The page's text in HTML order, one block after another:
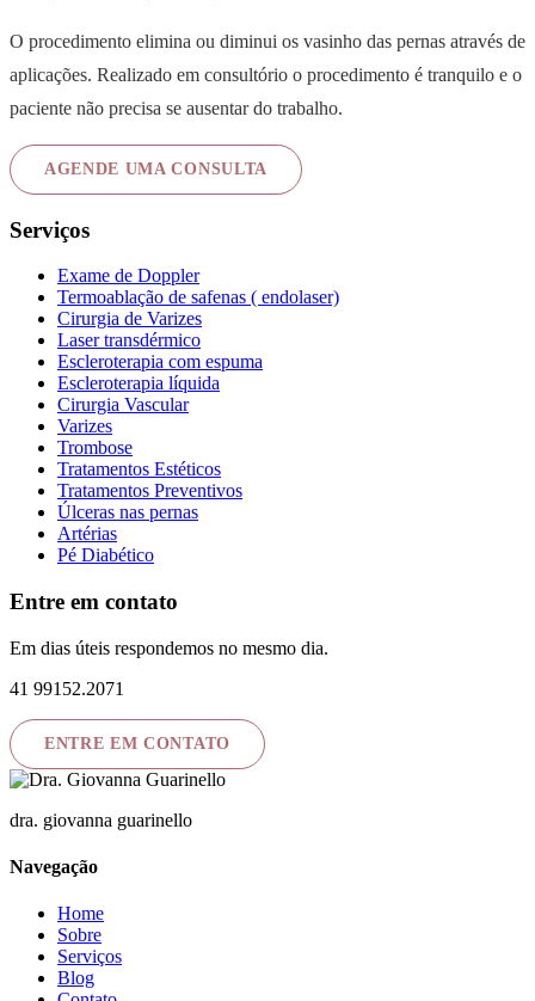
O procedimento elimina ou diminui os vasinho das pernas através de
aplicações. Realizado em consultório o procedimento é tranquilo e o
paciente não precisa se ausentar do trabalho.
AGENDE UMA CONSULTA
Serviços
Exame de Doppler
Termoablação de safenas ( endolaser)
Cirurgia de Varizes
Laser transdérmico
Escleroterapia com espuma
Escleroterapia líquida
Cirurgia Vascular
Varizes
Trombose
Tratamentos Estéticos
Tratamentos Preventivos
Úlceras nas pernas
Artérias
Pé Diabético
Entre em contato
Em dias úteis respondemos no mesmo dia.
41 99152.2071
ENTRE EM CONTATO
dra. giovanna guarinello
Navegação
Home
Sobre
Serviços
Blog